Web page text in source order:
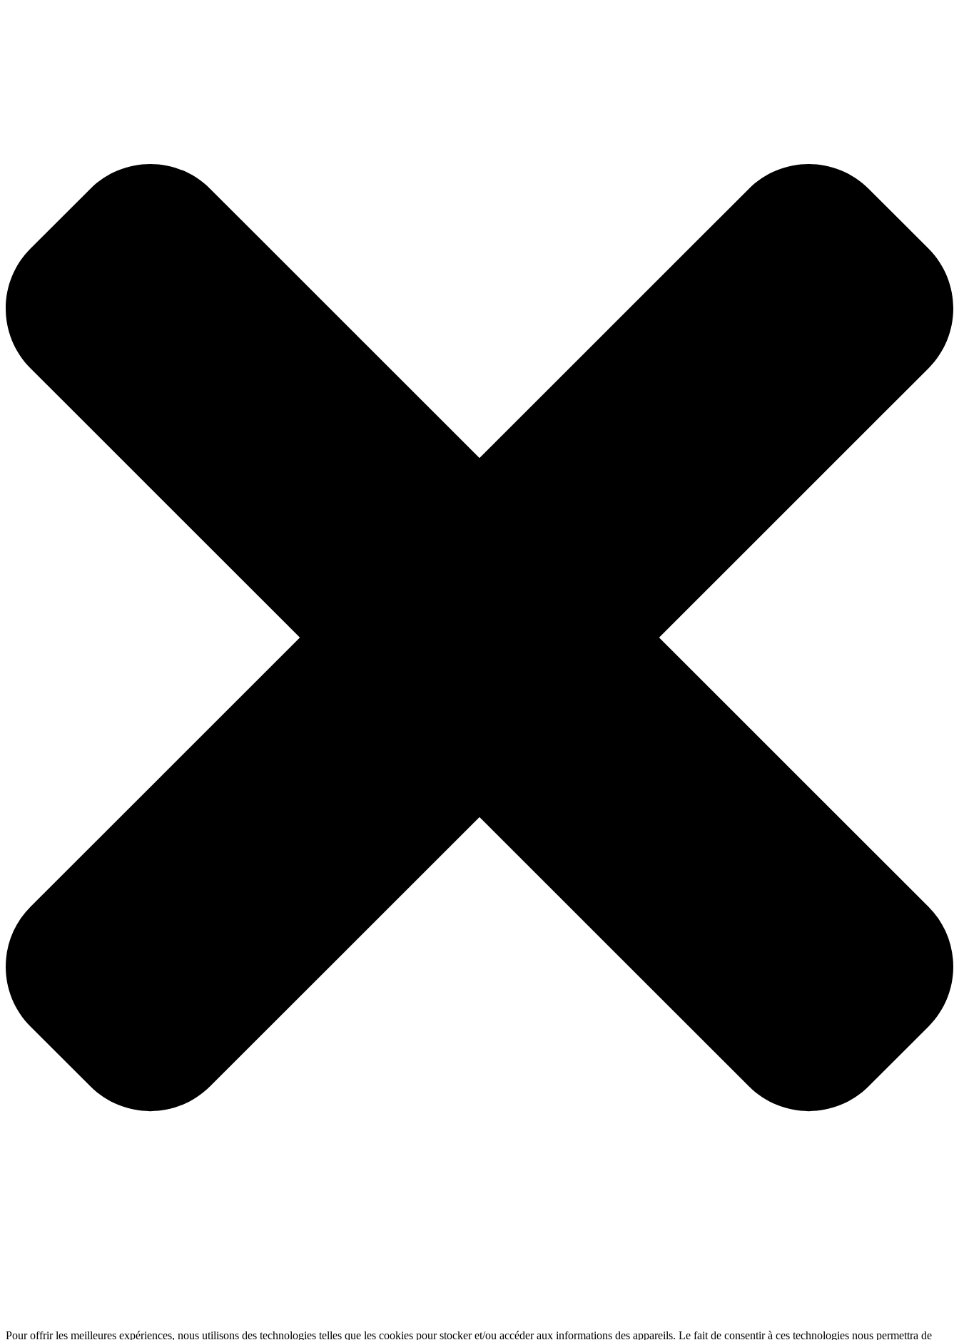
Pour offrir les meilleures expériences, nous utilisons des technologies telles que les cookies pour stocker et/ou accéder aux informations des appareils. Le fait de consentir à ces technologies nous permettra de